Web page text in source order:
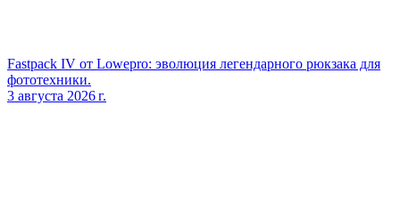
Fastpack IV от Lowepro: эволюция легендарного рюкзака для
фототехники.
3 августа 2026 г.